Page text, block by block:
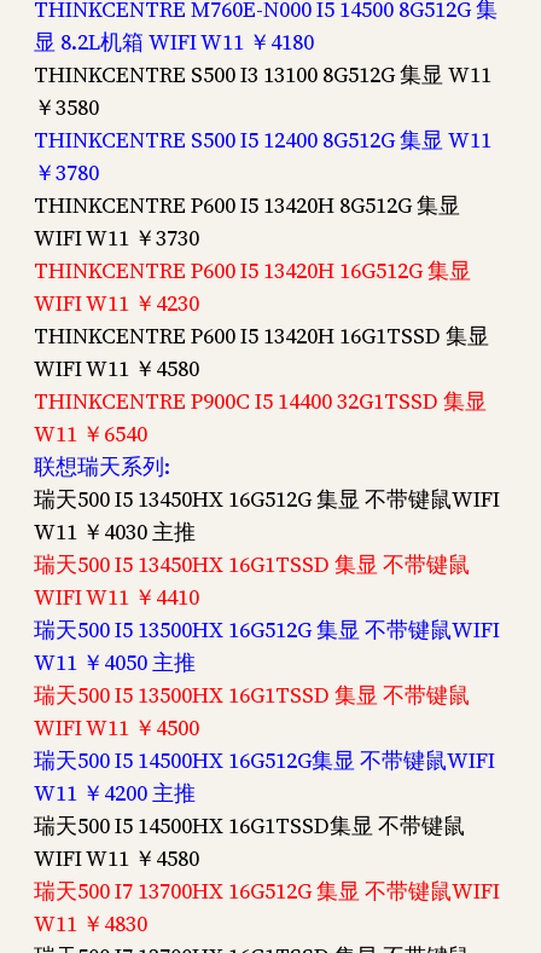
THINKCENTRE M760E-N000 I5 14500 8G512G 集
显 8.2L机箱 WIFI W11 ￥4180
THINKCENTRE S500 I3 13100 8G512G 集显 W11
￥3580
THINKCENTRE S500 I5 12400 8G512G 集显 W11
￥3780
THINKCENTRE P600 I5 13420H 8G512G 集显
WIFI W11 ￥3730
THINKCENTRE P600 I5 13420H 16G512G 集显
WIFI W11 ￥4230
THINKCENTRE P600 I5 13420H 16G1TSSD 集显
WIFI W11 ￥4580
THINKCENTRE P900C I5 14400 32G1TSSD 集显
W11 ￥6540
联想瑞天系列:
瑞天500 I5 13450HX 16G512G 集显 不带键鼠WIFI
W11 ￥4030 主推
瑞天500 I5 13450HX 16G1TSSD 集显 不带键鼠
WIFI W11 ￥4410
瑞天500 I5 13500HX 16G512G 集显 不带键鼠WIFI
W11 ￥4050 主推
瑞天500 I5 13500HX 16G1TSSD 集显 不带键鼠
WIFI W11 ￥4500
瑞天500 I5 14500HX 16G512G集显 不带键鼠WIFI
W11 ￥4200 主推
瑞天500 I5 14500HX 16G1TSSD集显 不带键鼠
WIFI W11 ￥4580
瑞天500 I7 13700HX 16G512G 集显 不带键鼠WIFI
W11 ￥4830